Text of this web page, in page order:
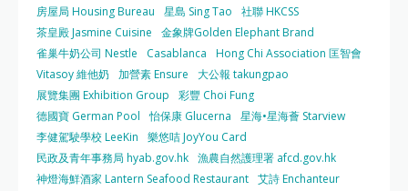
房屋局 Housing Bureau
星島 Sing Tao
社聯 HKCSS
茶皇殿 Jasmine Cuisine
金象牌Golden Elephant Brand
雀巢牛奶公司 Nestle
Casablanca
Hong Chi Association 匡智會
Vitasoy 維他奶
加營素 Ensure
大公報 takungpao
展覽集團 Exhibition Group
彩豐 Choi Fung
德國寶 German Pool
怡保康 Glucerna
星海•星海薈 Starview
李健駕駛學校 LeeKin
樂悠咭 JoyYou Card
民政及青年事務局 hyab.gov.hk 漁農自然護理署 afcd.gov.hk
神燈海鮮酒家 Lantern Seafood Restaurant 艾詩 Enchanteur